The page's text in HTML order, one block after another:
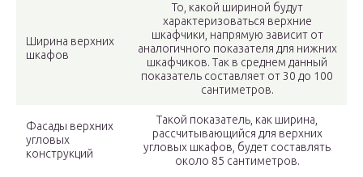
Ширина верхних
шкафов
То, какой шириной будут
характеризоваться верхние
шкафчики, напрямую зависит от
аналогичного показателя для нижних
шкафчиков. Так в среднем данный
показатель составляет от 30 до 100
сантиметров.
Фасады верхних
угловых
конструкций
Такой показатель, как ширина,
рассчитывающийся для верхних
угловых шкафов, будет составлять
около 85 сантиметров.